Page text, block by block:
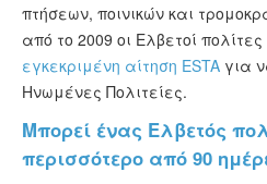
πτήσεων, ποινικών και
από το 2009 οι Ελβετοί
εγκεκριμένη αίτηση ESTA για
Ηνωμένες Πολιτείες.
Μπορεί ένας Ελβετός
περισσότερο από 90